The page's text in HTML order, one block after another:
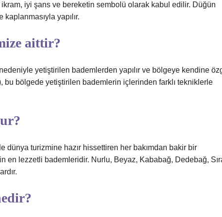
iyi şans ve bereketin sembolü olarak kabul edilir. Düğün
yapılır.
aittir?
yetiştirilen bademlerden yapılır ve bölgeye kendine
bu bölgede yetiştirilen bademlerin içlerinden farklı tekniklerle
dünya turizmine hazır hissettiren her bakımdan bakir bir
en lezzetli bademleridir. Nurlu, Beyaz, Kababağ, Dedebağ,